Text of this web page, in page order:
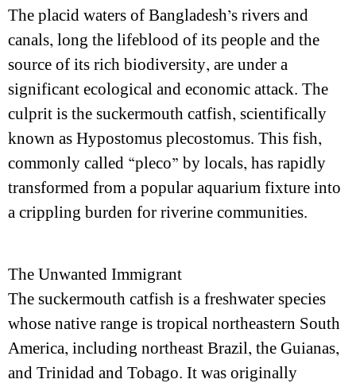
The placid waters of Bangladesh’s rivers and
canals, long the lifeblood of its people and the
source of its rich biodiversity, are under a
significant ecological and economic attack. The
culprit is the suckermouth catfish, scientifically
known as Hypostomus plecostomus. This fish,
commonly called “pleco” by locals, has rapidly
transformed from a popular aquarium fixture into
a crippling burden for riverine communities.
The Unwanted Immigrant
The suckermouth catfish is a freshwater species
whose native range is tropical northeastern South
America, including northeast Brazil, the Guianas,
and Trinidad and Tobago. It was originally